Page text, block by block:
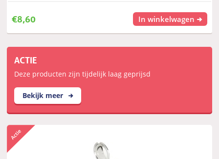
€8,60 In winkelwagen
ACTIE
Deze producten zijn tijdelijk laag geprijsd
Bekijk meer